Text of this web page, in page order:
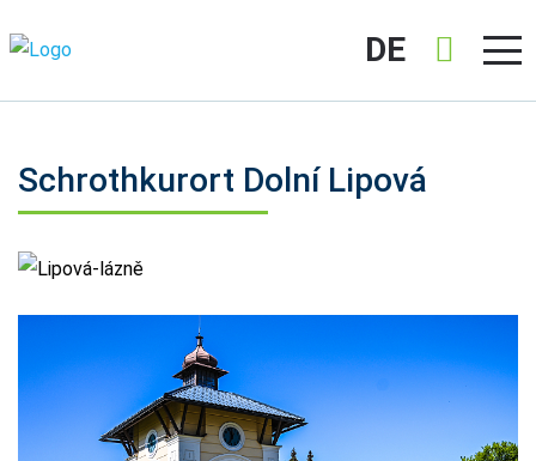
DE
Schrothkurort Dolní Lipová
Lipová-lázně